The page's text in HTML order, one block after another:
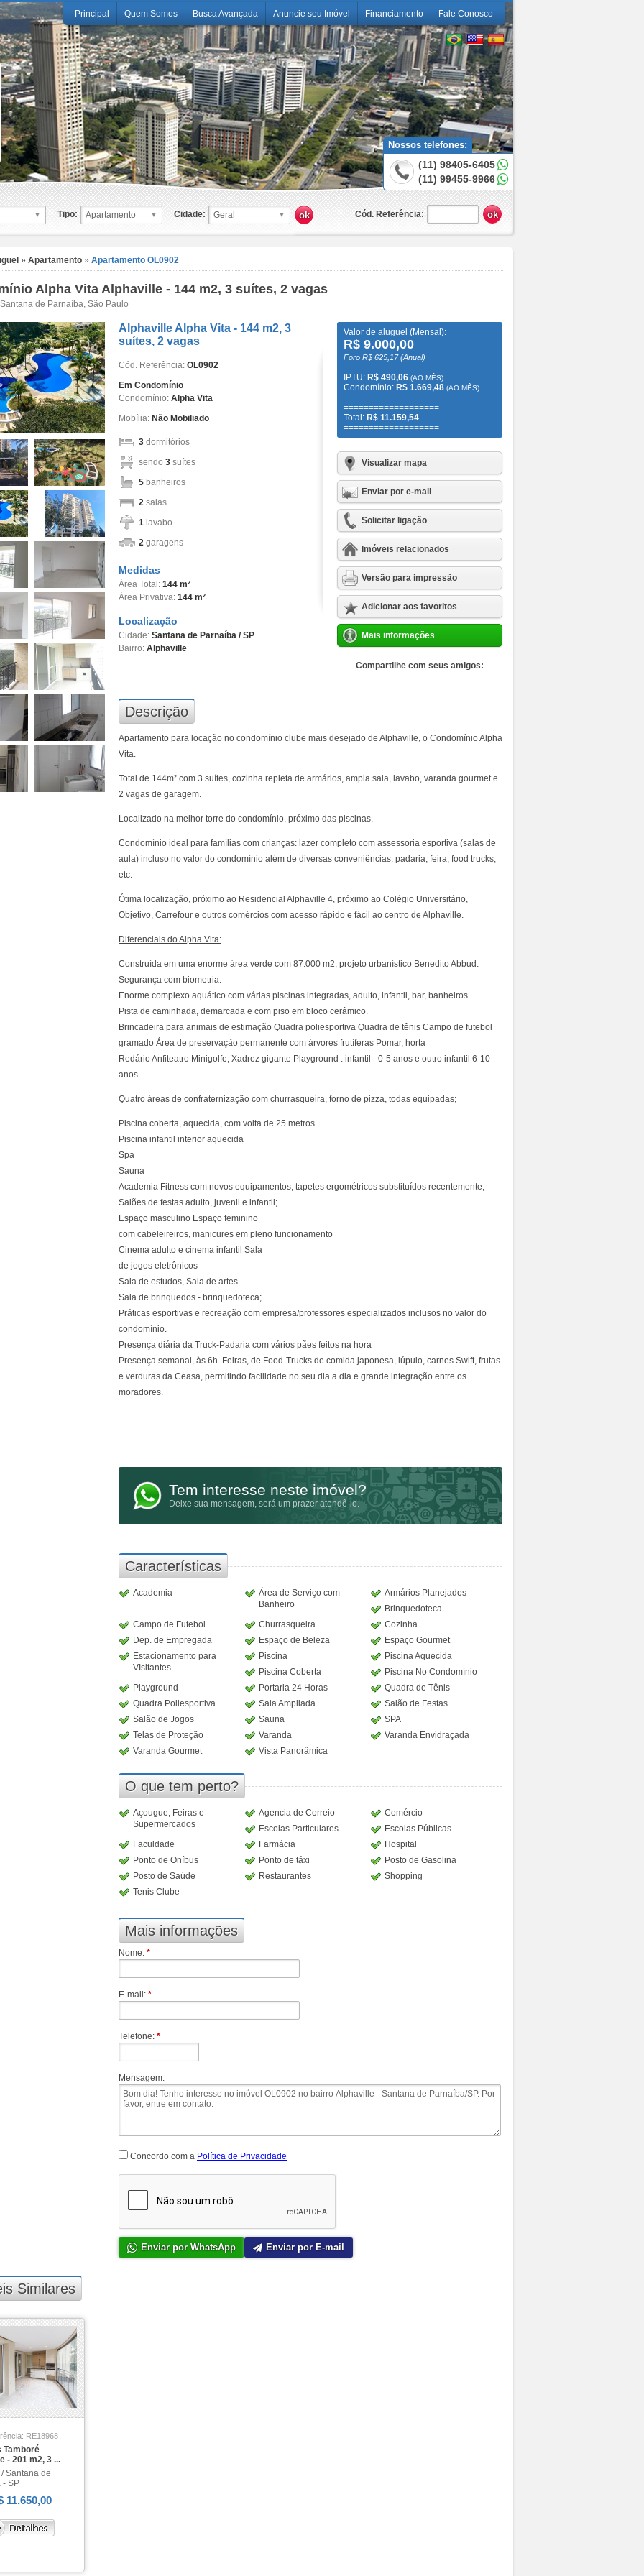
Nossos telefones:
(11) 98405-6405
(11) 99455-9966
Principal Quem Somos Busca Avançada Anuncie seu Imóvel Financiamento Fale Conosco
Tipo: Cidade: Cód. Referência:
» Apartamento » Apartamento OL0902
Alpha Vita Alphaville - 144 m2, 3 suítes, 2 vagas
de Parnaíba, São Paulo
Alphaville Alpha Vita - 144 m2, 3
suítes, 2 vagas
Cód. Referência: OL0902
Em Condomínio
Condomínio: Alpha Vita
Mobília: Não Mobiliado
3 dormitórios
sendo 3 suítes
5 banheiros
2 salas
1 lavabo
2 garagens
Medidas
Área Total: 144 m²
Área Privativa: 144 m²
Localização
Cidade: Santana de Parnaíba / SP
Bairro: Alphaville
Valor de aluguel (Mensal):
R$ 9.000,00
Foro R$ 625,17 (Anual)
IPTU: R$ 490,06 (AO MÊS)
Condomínio: R$ 1.669,48 (AO MÊS)
===================
Total: R$ 11.159,54
===================
Visualizar mapa
Enviar por e-mail
Solicitar ligação
Imóveis relacionados
Versão para impressão
Adicionar aos favoritos
Mais informações
Compartilhe com seus amigos:
Descrição
Apartamento para locação no condomínio clube mais desejado de Alphaville, o Condomínio Alpha
Vita.
Total de 144m² com 3 suítes, cozinha repleta de armários, ampla sala, lavabo, varanda gourmet e
2 vagas de garagem.
Localizado na melhor torre do condomínio, próximo das piscinas.
Condomínio ideal para famílias com crianças: lazer completo com assessoria esportiva (salas de
aula) incluso no valor do condomínio além de diversas conveniências: padaria, feira, food trucks,
etc.
Ótima localização, próximo ao Residencial Alphaville 4, próximo ao Colégio Universitário,
Objetivo, Carrefour e outros comércios com acesso rápido e fácil ao centro de Alphaville.
Diferenciais do Alpha Vita:
Construída em uma enorme área verde com 87.000 m2, projeto urbanístico Benedito Abbud.
Segurança com biometria.
Enorme complexo aquático com várias piscinas integradas, adulto, infantil, bar, banheiros
Pista de caminhada, demarcada e com piso em bloco cerâmico.
Brincadeira para animais de estimação Quadra poliesportiva Quadra de tênis Campo de futebol
gramado Área de preservação permanente com árvores frutíferas Pomar, horta
Redário Anfiteatro Minigolfe; Xadrez gigante Playground : infantil - 0-5 anos e outro infantil 6-10
anos
Quatro áreas de confraternização com churrasqueira, forno de pizza, todas equipadas;
Piscina coberta, aquecida, com volta de 25 metros
Piscina infantil interior aquecida
Spa
Sauna
Academia Fitness com novos equipamentos, tapetes ergométricos substituídos recentemente;
Salões de festas adulto, juvenil e infantil;
Espaço masculino Espaço feminino
com cabeleireiros, manicures em pleno funcionamento
Cinema adulto e cinema infantil Sala
de jogos eletrônicos
Sala de estudos, Sala de artes
Sala de brinquedos - brinquedoteca;
Práticas esportivas e recreação com empresa/professores especializados inclusos no valor do
condomínio.
Presença diária da Truck-Padaria com vários pães feitos na hora
Presença semanal, às 6h. Feiras, de Food-Trucks de comida japonesa, lúpulo, carnes Swift, frutas
e verduras da Ceasa, permitindo facilidade no seu dia a dia e grande integração entre os
moradores.
Tem interesse neste imóvel?
Deixe sua mensagem, será um prazer atendê-lo.
Características
Academia
Área de Serviço com
Banheiro
Armários Planejados
Brinquedoteca
Campo de Futebol
Churrasqueira
Cozinha
Dep. de Empregada
Espaço de Beleza
Espaço Gourmet
Estacionamento para
VIsitantes
Piscina
Piscina Aquecida
Piscina Coberta
Piscina No Condomínio
Playground
Portaria 24 Horas
Quadra de Tênis
Quadra Poliesportiva
Sala Ampliada
Salão de Festas
Salão de Jogos
Sauna
SPA
Telas de Proteção
Varanda
Varanda Envidraçada
Varanda Gourmet
Vista Panorâmica
O que tem perto?
Açougue, Feiras e
Supermercados
Agencia de Correio
Comércio
Escolas Particulares
Escolas Públicas
Faculdade
Farmácia
Hospital
Ponto de Oníbus
Ponto de táxi
Posto de Gasolina
Posto de Saúde
Restaurantes
Shopping
Tenis Clube
Mais informações
Nome: *
E-mail: *
Telefone: *
Mensagem:
Concordo com a Política de Privacidade
Enviar por WhatsApp Enviar por E-mail
Similares
RE18968
Tamboré
- 201 m2, 3 ...
Santana de
- SP
11.650,00